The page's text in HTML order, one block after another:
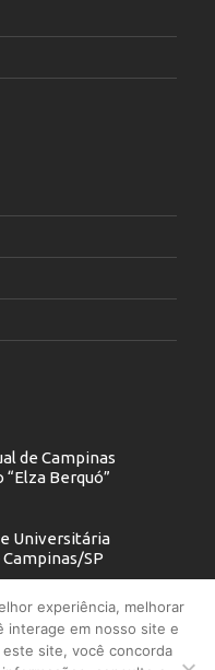
de Campinas
Berquó”
Universitária
SP
experiência, melhorar
interage em nosso site e
site, você concorda